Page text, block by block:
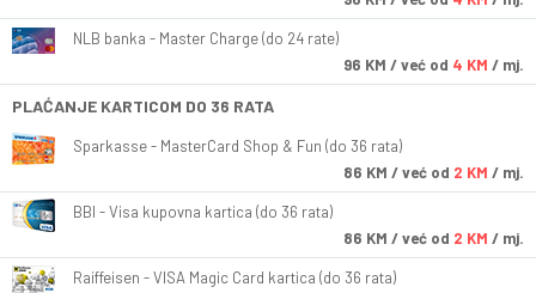
NLB banka - Master Charge (do 24 rate)
96 KM / već od 4 KM / mj.
PLAĆANJE KARTICOM DO 36 RATA
Sparkasse - MasterCard Shop & Fun (do 36 rata)
86 KM / već od 2 KM / mj.
BBI - Visa kupovna kartica (do 36 rata)
86 KM / već od 2 KM / mj.
Raiffeisen - VISA Magic Card kartica (do 36 rata)